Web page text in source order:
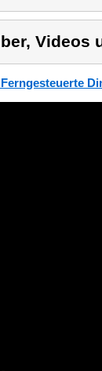
Videos